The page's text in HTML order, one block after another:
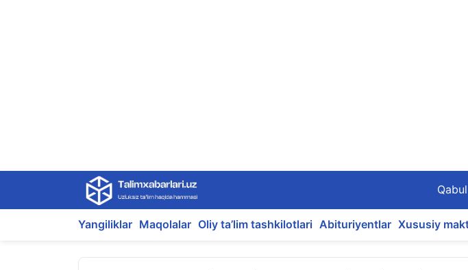
content
Yangiliklar Maqolalar Oliy ta’lim tashkilotlari Abituriyentlar Xususiy